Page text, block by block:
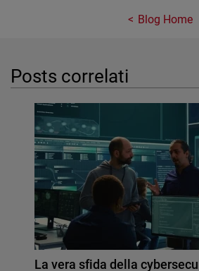
Blog Home
Posts correlati
La vera sfida della